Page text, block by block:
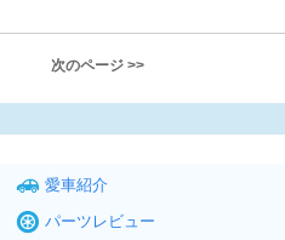
次のページ >>
愛車紹介
パーツレビュー